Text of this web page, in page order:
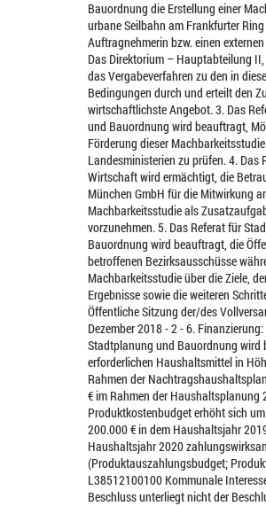
Bauordnung die Erstellung einer
urbane Seilbahn am Frankfurter
Auftragnehmerin bzw. einen
Das Direktorium – Hauptabteilung
das Vergabeverfahren zu den in
Bedingungen durch und erteilt den
wirtschaftlichste Angebot. 3. Das
und Bauordnung wird beauftragt,
Förderung dieser
Landesministerien zu prüfen. 4. Das
Wirtschaft wird ermächtigt, die
München GmbH für die Mitwirkung
Machbarkeitsstudie als
vorzunehmen. 5. Das Referat für
Bauordnung wird beauftragt, die
betroffenen Bezirksausschüsse
Machbarkeitsstudie über die Ziele,
Ergebnisse sowie die weiteren
Öffentliche Sitzung der/des
Dezember 2018 - 2 - 6.
Stadtplanung und Bauordnung wird
erforderlichen Haushaltsmittel in
Rahmen der
€ im Rahmen der Haushaltsplanung
Produktkostenbudget erhöht sich
200.000 € in dem Haushaltsjahr
Haushaltsjahr 2020
(Produktauszahlungsbudget;
L38512100100 Kommunale
Beschluss unterliegt nicht der